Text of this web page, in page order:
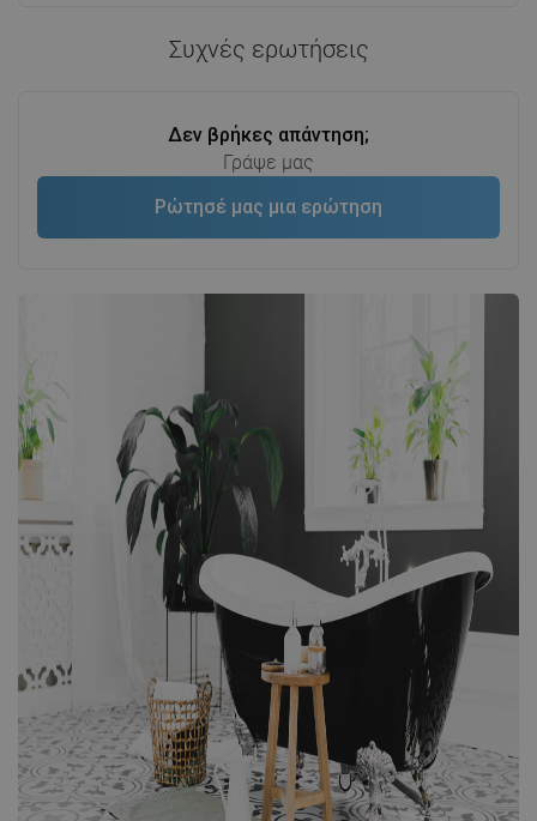
Συχνές ερωτήσεις
Δεν βρήκες απάντηση;
Γράψε μας
Ρώτησέ μας μια ερώτηση